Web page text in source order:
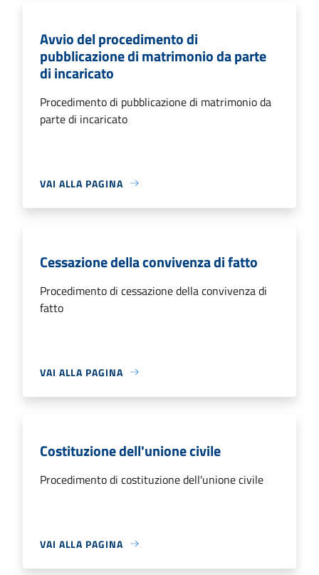
Avvio del procedimento di
pubblicazione di matrimonio da parte
di incaricato
Procedimento di pubblicazione di matrimonio da
parte di incaricato
VAI ALLA PAGINA
Cessazione della convivenza di fatto
Procedimento di cessazione della convivenza di
fatto
VAI ALLA PAGINA
Costituzione dell'unione civile
Procedimento di costituzione dell'unione civile
VAI ALLA PAGINA